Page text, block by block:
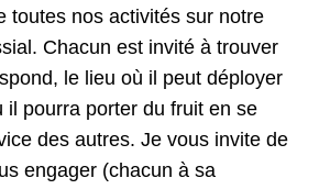
toutes nos activités sur notre
Chacun est invité à trouver
le lieu où il peut déployer
il pourra porter du fruit en se
des autres. Je vous invite de
engager (chacun à sa